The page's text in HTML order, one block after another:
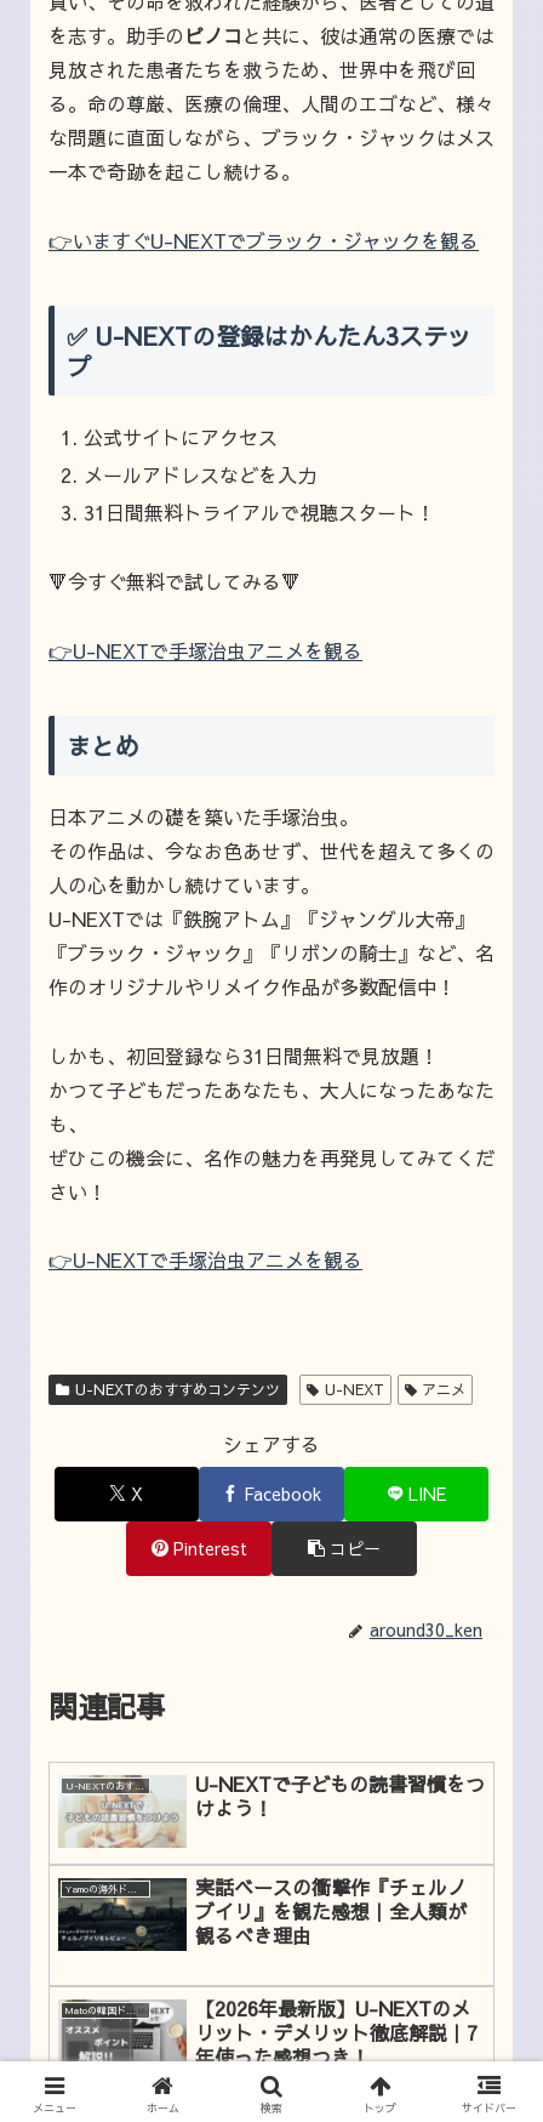
を志す。助手のピノコと共に、彼は通常の医療では
見放された患者たちを救うため、世界中を飛び回
る。命の尊厳、医療の倫理、人間のエゴなど、様々
な問題に直面しながら、ブラック・ジャックはメス
一本で奇跡を起こし続ける。
👉いますぐU-NEXTでブラック・ジャックを観る
✅ U-NEXTの登録はかんたん3ステッ
プ
公式サイトにアクセス
メールアドレスなどを入力
31日間無料トライアルで視聴スタート！
🔻今すぐ無料で試してみる🔻
👉U-NEXTで手塚治虫アニメを観る
まとめ
日本アニメの礎を築いた手塚治虫。
その作品は、今なお色あせず、世代を超えて多くの
人の心を動かし続けています。
U-NEXTでは『鉄腕アトム』『ジャングル大帝』
『ブラック・ジャック』『リボンの騎士』など、名
作のオリジナルやリメイク作品が多数配信中！
しかも、初回登録なら31日間無料で見放題！
かつて子どもだったあなたも、大人になったあなた
も、
ぜひこの機会に、名作の魅力を再発見してみてくだ
さい！
👉U-NEXTで手塚治虫アニメを観る
U-NEXTのおすすめコンテンツ U-NEXT アニメ
シェアする
X Facebook LINE
Pinterest コピー
around30_ken
関連記事
U-NEXTのおすすめコンテンツ
U-NEXTで子どもの読書習慣をつ
けよう！
実話ベースの衝撃作『チェルノ
ブイリ』を観た感想｜全人類が
観るべき理由
Matoの韓国ドラマレビュー
【2026年最新版】U-NEXTのメ
リット・デメリット徹底解説｜7
年使った感想つき！
メニュー ホーム 検索 トップ サイドバー